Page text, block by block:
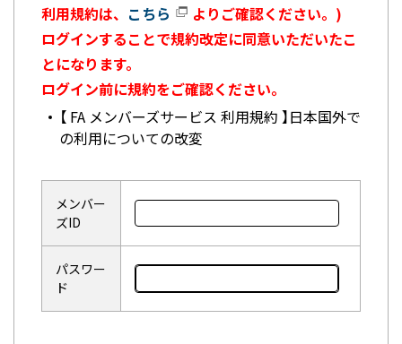
利用規約は、 こちら
よりご確認ください。)
ログインすることで規約改定に同意いただいたこ
とになります。
ログイン前に規約をご確認ください。
【 FA メンバーズサービス 利用規約 】日本国外で
の利用についての改変
メンバー
ズID
パスワー
ド